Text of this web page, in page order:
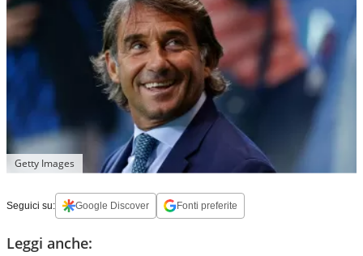
Getty Images
Seguici su: Google Discover Fonti preferite
Leggi anche: